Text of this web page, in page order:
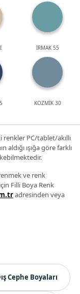
IRMAK 55
KOZMİK 30
renkler PC/tablet/akıllı
ışığa göre farklı
ve renk
Filli Boya Renk
adresinden veya
Cephe Boyaları